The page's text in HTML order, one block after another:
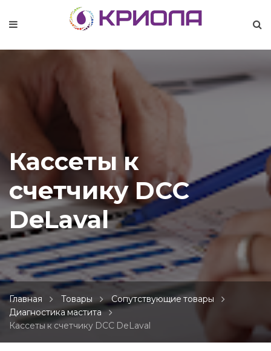
Кассеты к
счетчику DCC
DeLaval
Главная Товары
Сопутствующие товары
Диагностика мастита
Кассеты к счетчику DCC DeLaval